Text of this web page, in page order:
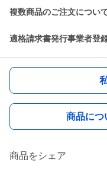
複数商品のご注文につい
適格請求書発行事業者登
商品につ
商品をシェア